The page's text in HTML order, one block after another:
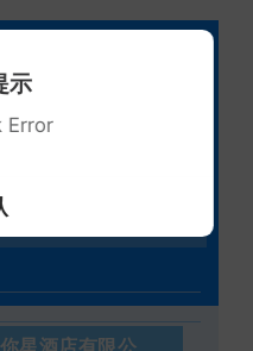
访调研
示
Error